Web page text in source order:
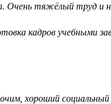
Очень тяжёлый труд и
кадров
хороший